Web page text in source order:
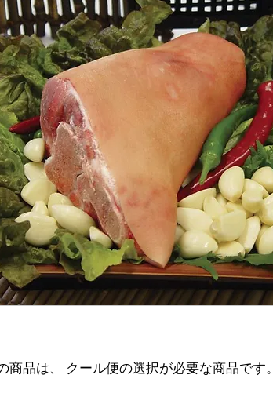
商品は、 クール便の選択が必要な商品です。